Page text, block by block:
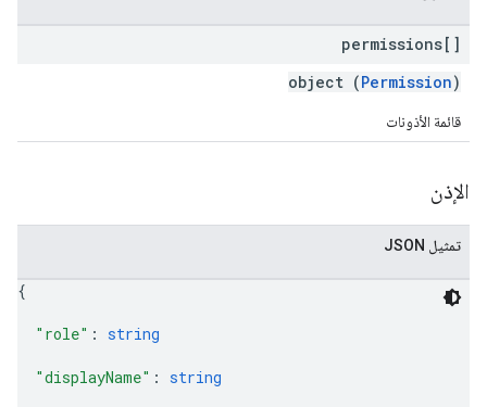
permissions[]
object (Permission)
قائمة الأذونات
الإذن
تمثيل JSON
{
"role" : string
"displayName" : string